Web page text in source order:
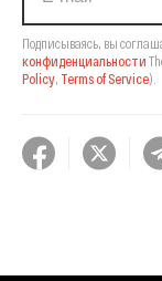
Подписываясь, вы
конфиденциальности
Policy, Terms of Service).